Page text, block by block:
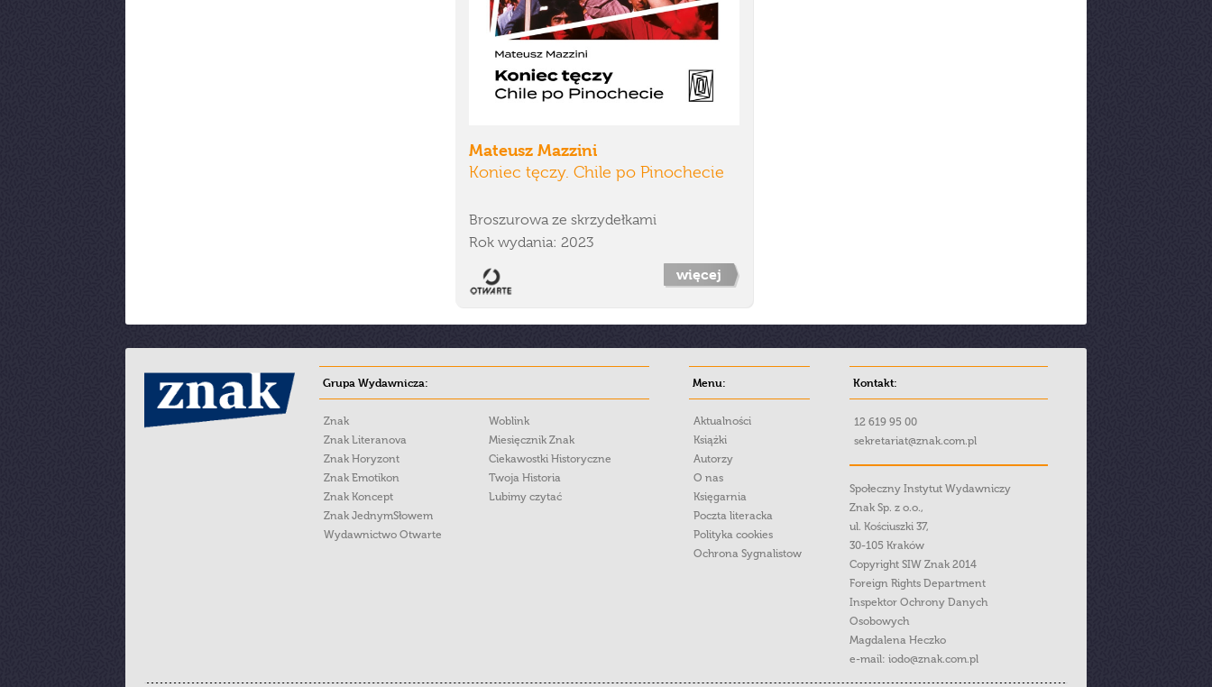
Mateusz Mazzini
Koniec tęczy. Chile po Pinochecie
Broszurowa ze skrzydełkami
Rok wydania: 2023
więcej
Grupa Wydawnicza:
Znak
Znak Literanova
Znak Horyzont
Znak Emotikon
Znak Koncept
Znak JednymSłowem
Wydawnictwo Otwarte
Woblink
Miesięcznik Znak
Ciekawostki Historyczne
Twoja Historia
Lubimy czytać
Menu:
Aktualności
Książki
Autorzy
O nas
Księgarnia
Poczta literacka
Polityka cookies
Ochrona Sygnalistow
Kontakt:
12 619 95 00
sekretariat@znak.com.pl
Społeczny Instytut Wydawniczy
Znak Sp. z o.o.,
ul. Kościuszki 37,
30-105 Kraków
Copyright SIW Znak 2014
Foreign Rights Department
Inspektor Ochrony Danych
Osobowych
Magdalena Heczko
e-mail: iodo@znak.com.pl